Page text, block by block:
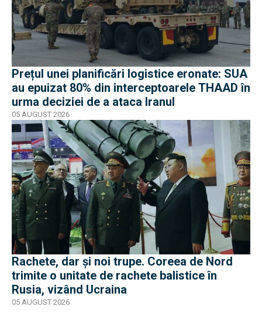
Prețul unei planificări logistice eronate: SUA
au epuizat 80% din interceptoarele THAAD în
urma deciziei de a ataca Iranul
05 AUGUST 2026
Rachete, dar și noi trupe. Coreea de Nord
trimite o unitate de rachete balistice în
Rusia, vizând Ucraina
05 AUGUST 2026